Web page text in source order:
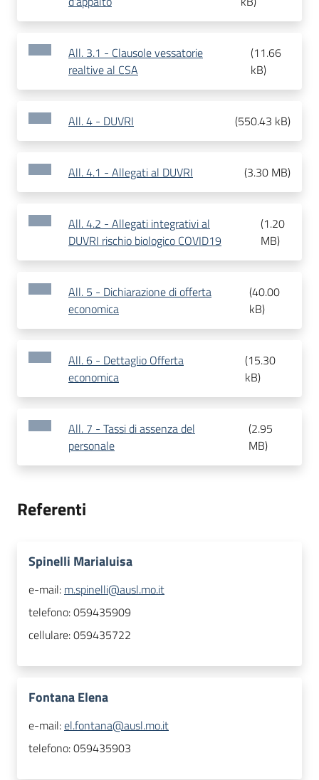
All. 3.1 - Clausole vessatorie
realtive al CSA
(11.66
kB)
All. 4 - DUVRI (550.43 kB)
All. 4.1 - Allegati al DUVRI (3.30 MB)
All. 4.2 - Allegati integrativi al
DUVRI rischio biologico COVID19
(1.20
MB)
All. 5 - Dichiarazione di offerta
economica
(40.00
kB)
All. 6 - Dettaglio Offerta
economica
(15.30
kB)
All. 7 - Tassi di assenza del
personale
(2.95
MB)
Referenti
Spinelli Marialuisa
e-mail: m.spinelli@ausl.mo.it
telefono:059435909
cellulare:059435722
Fontana Elena
e-mail:el.fontana@ausl.mo.it
telefono:059435903